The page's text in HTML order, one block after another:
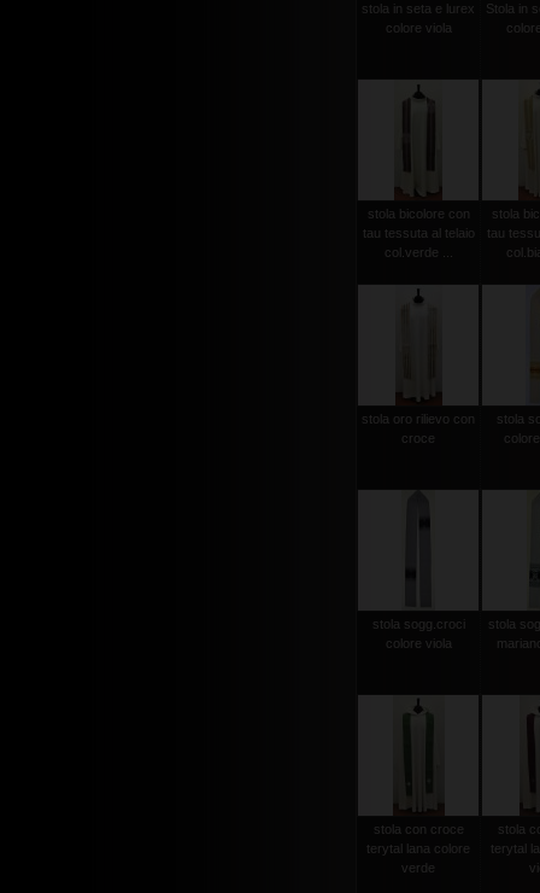
stola in seta e lurex
colore viola
Stola in
stola bicolore con
tau tessuta al telaio
col.verde ...
stola
tau
stola oro rilievo con
croce
stola
stola sogg.croci
colore viola
stola
stola con croce
terytal lana colore
verde
stola
terytal